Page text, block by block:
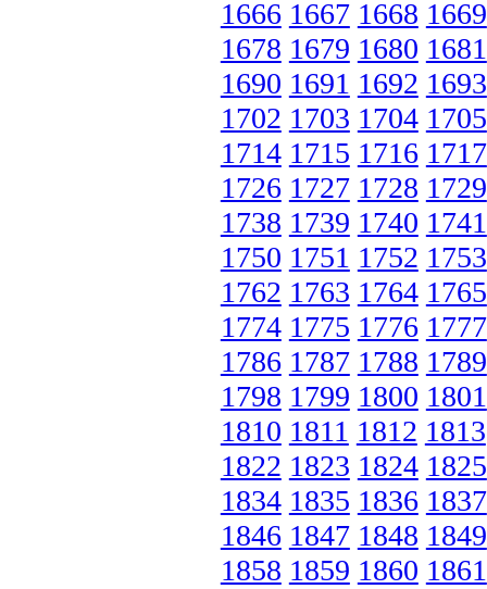
1666 1667 1668 1669
1678 1679 1680 1681
1690 1691 1692 1693
1702 1703 1704 1705
1714 1715 1716 1717
1726 1727 1728 1729
1738 1739 1740 1741
1750 1751 1752 1753
1762 1763 1764 1765
1774 1775 1776 1777
1786 1787 1788 1789
1798 1799 1800 1801
1810 1811 1812 1813
1822 1823 1824 1825
1834 1835 1836 1837
1846 1847 1848 1849
1858 1859 1860 1861